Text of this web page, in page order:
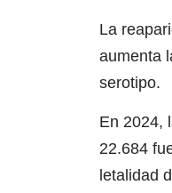
La
aumenta
serotipo.
En 2024,
22.684
letalidad